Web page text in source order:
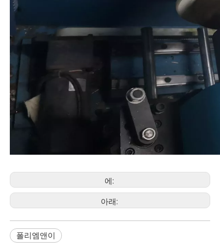
에:
아래:
폴리엠앤이